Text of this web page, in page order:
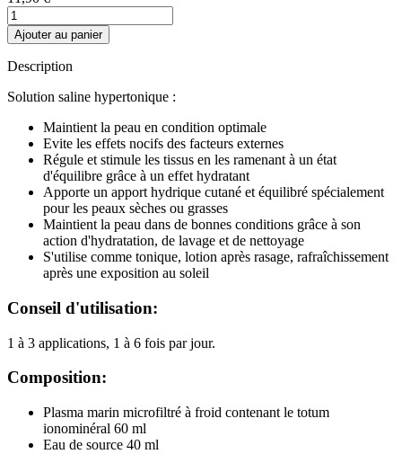
Ajouter au panier
Description
Solution saline hypertonique :
Maintient la peau en condition optimale
Evite les effets nocifs des facteurs externes
Régule et stimule les tissus en les ramenant à un état
d'équilibre grâce à un effet hydratant
Apporte un apport hydrique cutané et équilibré spécialement
pour les peaux sèches ou grasses
Maintient la peau dans de bonnes conditions grâce à son
action d'hydratation, de lavage et de nettoyage
S'utilise comme tonique, lotion après rasage, rafraîchissement
après une exposition au soleil
Conseil d'utilisation:
1 à 3 applications, 1 à 6 fois par jour.
Composition:
Plasma marin microfiltré à froid contenant le totum
ionominéral 60 ml
Eau de source 40 ml